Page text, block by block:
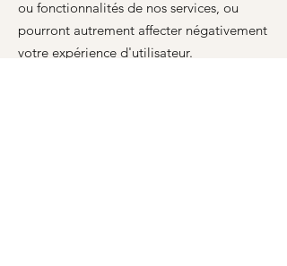
ou fonctionnalités de nos services, ou
pourront autrement affecter négativement
votre expérience d'utilisateur.